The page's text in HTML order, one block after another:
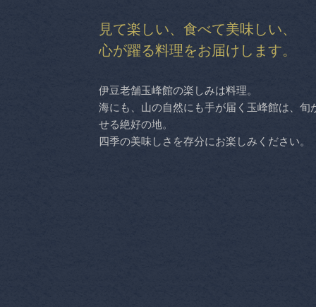
見て楽しい、食べて美味しい、
心が躍る料理をお届けします。
伊豆老舗玉峰館の楽しみは料理。
海にも、山の自然にも手が届く玉峰館は、旬
せる絶好の地。
四季の美味しさを存分にお楽しみください。